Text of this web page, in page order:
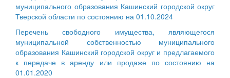
муниципального образования Кашинский городской округ
Тверской области по состоянию на 01.10.2024
Перечень свободного имущества, являющегося
муниципальной собственностью муниципального
образования Кашинский городской округ и предлагаемого
к передаче в аренду или продаже по состоянию на
01.01.2020